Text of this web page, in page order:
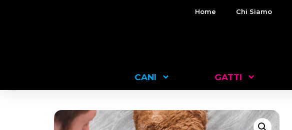
Home Chi Siamo
CANI GATTI